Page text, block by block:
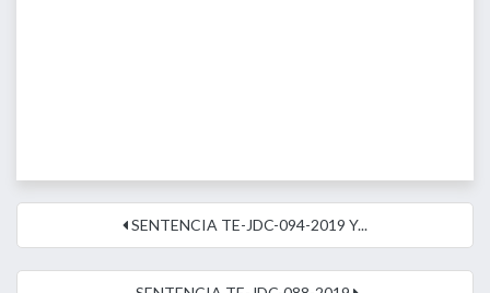
SENTENCIA TE-JDC-094-2019 Y...